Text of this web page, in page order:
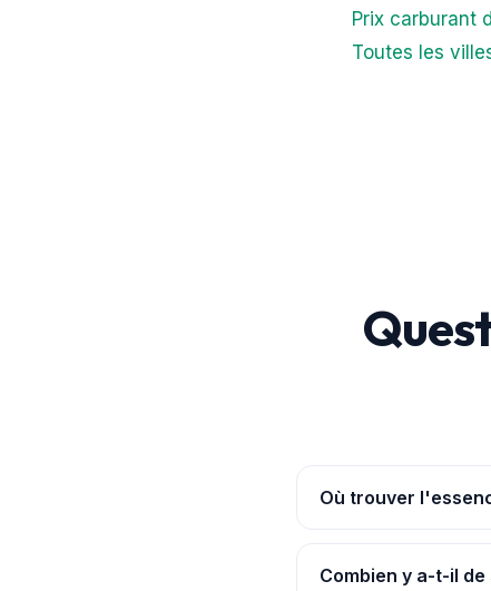
Prix carburant
Toutes les
Où trouver
les ruptures
Combien y a-t-il